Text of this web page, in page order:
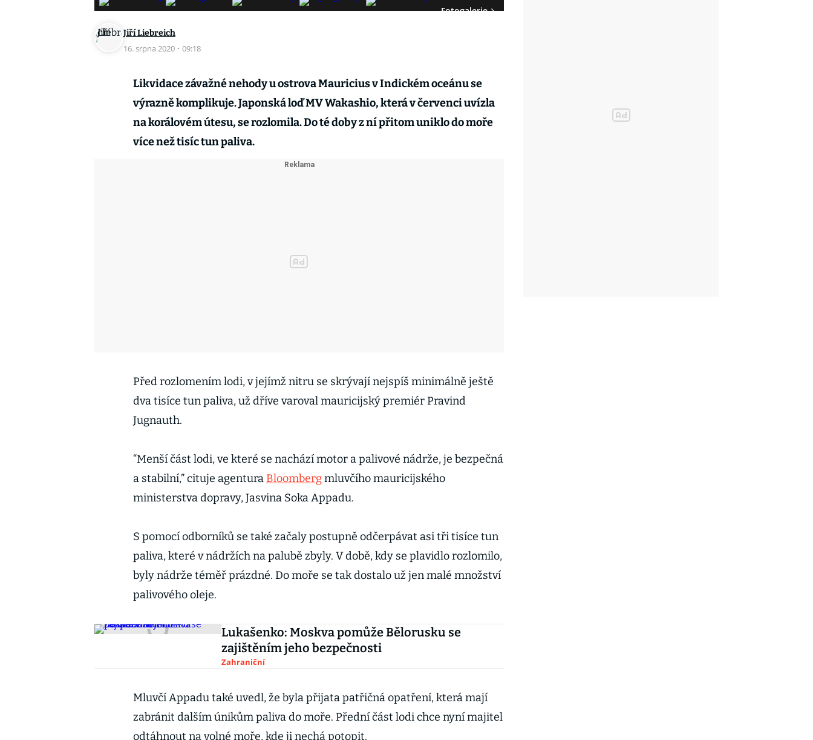
Fotogalerie
Jiří Liebreich
16. srpna 2020 · 09:18
Likvidace závažné nehody u ostrova Mauricius v Indickém oceánu se
výrazně komplikuje. Japonská loď MV Wakashio, která v červenci uvízla
na korálovém útesu, se rozlomila. Do té doby z ní přitom uniklo do moře
více než tisíc tun paliva.
Před rozlomením lodi, v jejímž nitru se skrývají nejspíš minimálně ještě
dva tisíce tun paliva, už dříve varoval mauricijský premiér Pravind
Jugnauth.
“Menší část lodi, ve které se nachází motor a palivové nádrže, je bezpečná
a stabilní,” cituje agentura Bloombergmluvčího mauricijského
ministerstva dopravy, Jasvina Soka Appadu.
S pomocí odborníků se také začaly postupně odčerpávat asi tři tisíce tun
paliva, které v nádržích na palubě zbyly. V době, kdy se plavidlo rozlomilo,
byly nádrže téměř prázdné. Do moře se tak dostalo už jen malé množství
palivového oleje.
Lukašenko: Moskva pomůže Bělorusku se
zajištěním jeho bezpečnosti
Zahraniční
Mluvčí Appadu také uvedl, že byla přijata patřičná opatření, která mají
zabránit dalším únikům paliva do moře. Přední část lodi chce nyní majitel
odtáhnout na volné moře, kde ji nechá potopit.